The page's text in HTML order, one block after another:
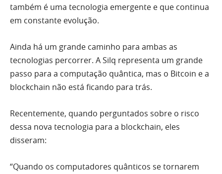
também é uma tecnologia emergente e que continua
em constante evolução.
Ainda há um grande caminho para ambas as
tecnologias percorrer. A Silq representa um grande
passo para a computação quântica, mas o Bitcoin e a
blockchain não está ficando para trás.
Recentemente, quando perguntados sobre o risco
dessa nova tecnologia para a blockchain, eles
disseram:
“Quando os computadores quânticos se tornarem